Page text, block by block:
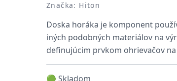
Značka: Hiton
Doska horáka je komponent
iných podobných materiálov na
definujúcim prvkom ohrievačov
🟢 Skladom